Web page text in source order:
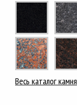
Весь каталог камня